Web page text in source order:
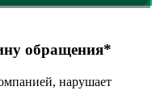
обращения*
нарушает